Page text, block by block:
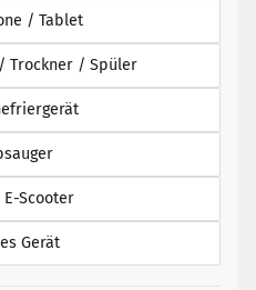
/ Tablet
Trockner / Spüler
Scooter
Gerät